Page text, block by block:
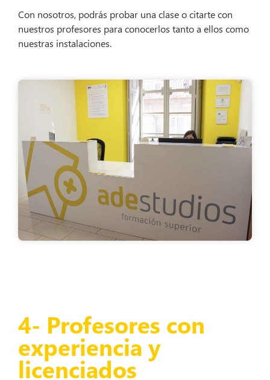
Con nosotros, podrás probar una clase o citarte con
nuestros profesores para conocerlos tanto a ellos como
nuestras instalaciones.
4- Profesores con
experiencia y
licenciados